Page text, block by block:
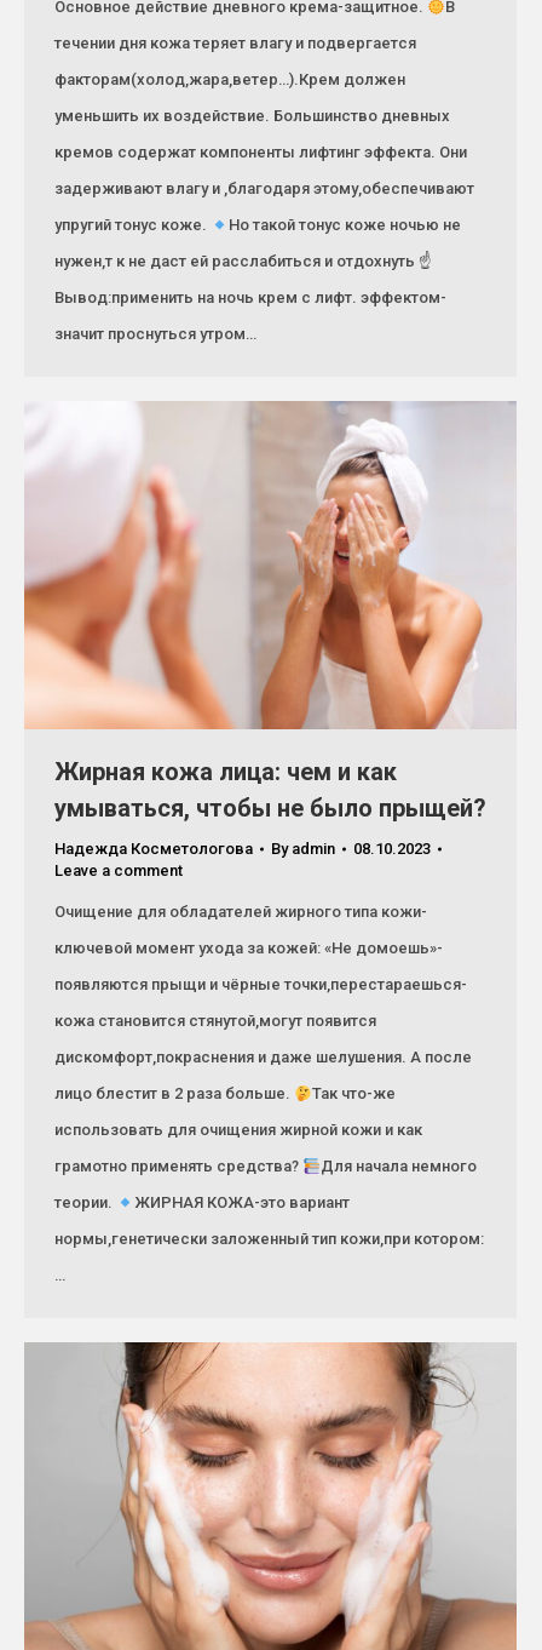
Основное действие дневного крема-защитное.
В
течении дня кожа теряет влагу и подвергается
факторам(холод,жара,ветер…).Крем должен
уменьшить их воздействие. Большинство дневных
кремов содержат компоненты лифтинг эффекта. Они
задерживают влагу и ,благодаря этому,обеспечивают
упругий тонус коже.
Но такой тонус коже ночью не
нужен,т к не даст ей расслабиться и отдохнуть ☝
Вывод:применить на ночь крем с лифт. эффектом-
значит проснуться утром…
Жирная кожа лица: чем и как
умываться, чтобы не было прыщей?
Надежда Косметологова By admin
08.10.2023
Leave a comment
Очищение для обладателей жирного типа кожи-
ключевой момент ухода за кожей: «Не домоешь»-
появляются прыщи и чёрные точки,перестараешься-
кожа становится стянутой,могут появится
дискомфорт,покраснения и даже шелушения. А после
лицо блестит в 2 раза больше.
Так что-же
использовать для очищения жирной кожи и как
грамотно применять средства?
Для начала немного
теории.
ЖИРНАЯ КОЖА-это вариант
нормы,генетически заложенный тип кожи,при котором:
…